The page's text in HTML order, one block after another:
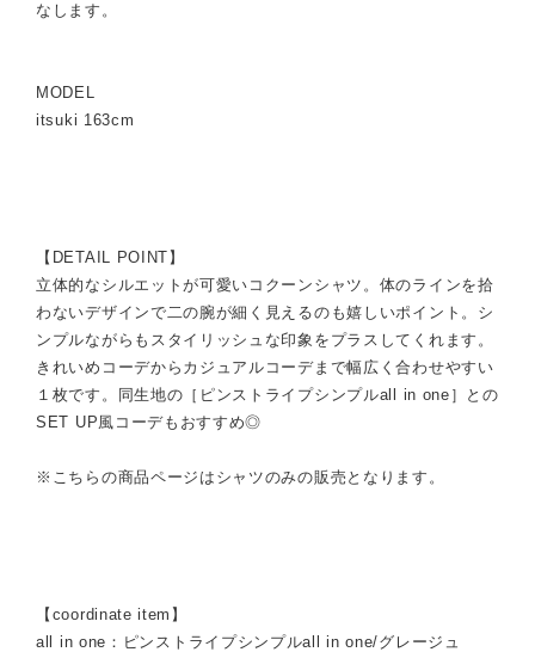
なします。
MODEL
itsuki 163cm
【DETAIL POINT】
立体的なシルエットが可愛いコクーンシャツ。体のラインを拾
わないデザインで二の腕が細く見えるのも嬉しいポイント。シ
ンプルながらもスタイリッシュな印象をプラスしてくれます。
きれいめコーデからカジュアルコーデまで幅広く合わせやすい
１枚です。同生地の［ピンストライプシンプルall in one］との
SET UP風コーデもおすすめ◎
※こちらの商品ページはシャツのみの販売となります。
【coordinate item】
all in one：ピンストライプシンプルall in one/グレージュ